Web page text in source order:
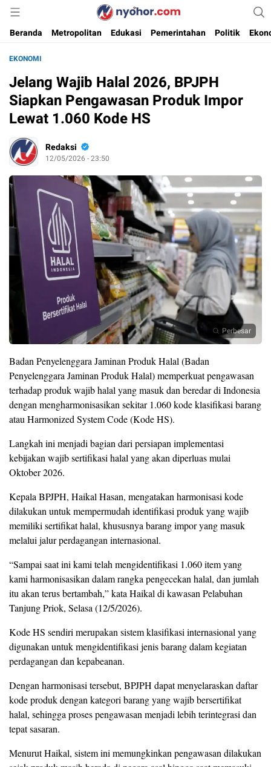
Nyohor.com
Media Informasi Ternyohor
Beranda
Metropolitan Edukasi Pemerintahan Politik
EKONOMI
Jelang Wajib Halal 2026, BPJPH
Siapkan Pengawasan Produk Impor
Lewat 1.060 Kode HS
Redaksi
12/05/2026 - 23:50
Perbesar
Badan Penyelenggara Jaminan Produk Halal (Badan
Penyelenggara Jaminan Produk Halal) memperkuat pengawasan
terhadap produk wajib halal yang masuk dan beredar di Indonesia
dengan mengharmonisasikan sekitar 1.060 kode klasifikasi barang
atau Harmonized System Code (Kode HS).
Langkah ini menjadi bagian dari persiapan implementasi
kebijakan wajib sertifikasi halal yang akan diperluas mulai
Oktober 2026.
Kepala BPJPH, Haikal Hasan, mengatakan harmonisasi kode
dilakukan untuk mempermudah identifikasi produk yang wajib
memiliki sertifikat halal, khususnya barang impor yang masuk
melalui jalur perdagangan internasional.
“Sampai saat ini kami telah mengidentifikasi 1.060 item yang
kami harmonisasikan dalam rangka pengecekan halal, dan jumlah
itu akan terus bertambah,” kata Haikal di kawasan Pelabuhan
Tanjung Priok, Selasa (12/5/2026).
Kode HS sendiri merupakan sistem klasifikasi internasional yang
digunakan untuk mengidentifikasi jenis barang dalam kegiatan
perdagangan dan kepabeanan.
Dengan harmonisasi tersebut, BPJPH dapat menyelaraskan daftar
kode produk dengan kategori barang yang wajib bersertifikat
halal, sehingga proses pengawasan menjadi lebih terintegrasi dan
tepat sasaran.
Menurut Haikal, sistem ini memungkinkan pengawasan dilakukan